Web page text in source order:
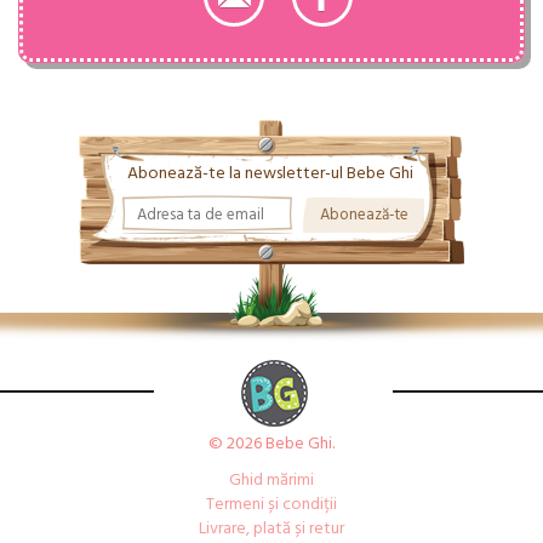
Abonează-te la newsletter-ul Bebe Ghi
© 2026 Bebe Ghi.
Ghid mărimi
Termeni și condiții
Livrare, plată și retur